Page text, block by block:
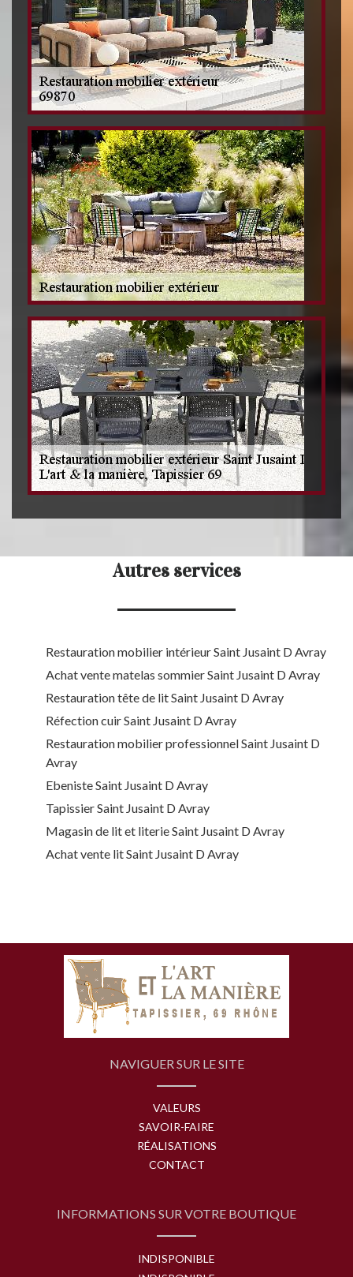
Autres services
Restauration mobilier intérieur Saint Jusaint D Avray
Achat vente matelas sommier Saint Jusaint D Avray
Restauration tête de lit Saint Jusaint D Avray
Réfection cuir Saint Jusaint D Avray
Restauration mobilier professionnel Saint Jusaint D
Avray
Ebeniste Saint Jusaint D Avray
Tapissier Saint Jusaint D Avray
Magasin de lit et literie Saint Jusaint D Avray
Achat vente lit Saint Jusaint D Avray
NAVIGUER SUR LE SITE
VALEURS
SAVOIR-FAIRE
RÉALISATIONS
CONTACT
INFORMATIONS SUR VOTRE BOUTIQUE
INDISPONIBLE